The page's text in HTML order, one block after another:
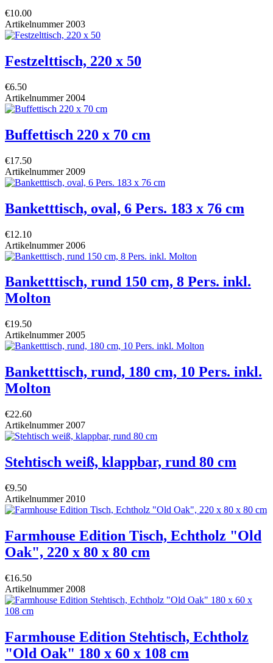
€10.00
Artikelnummer 2003
Festzelttisch, 220 x 50
€6.50
Artikelnummer 2004
Buffettisch 220 x 70 cm
€17.50
Artikelnummer 2009
Banketttisch, oval, 6 Pers. 183 x 76 cm
€12.10
Artikelnummer 2006
Banketttisch, rund 150 cm, 8 Pers. inkl.
Molton
€19.50
Artikelnummer 2005
Banketttisch, rund, 180 cm, 10 Pers. inkl.
Molton
€22.60
Artikelnummer 2007
Stehtisch weiß, klappbar, rund 80 cm
€9.50
Artikelnummer 2010
Farmhouse Edition Tisch, Echtholz "Old
Oak", 220 x 80 x 80 cm
€16.50
Artikelnummer 2008
Farmhouse Edition Stehtisch, Echtholz
"Old Oak" 180 x 60 x 108 cm